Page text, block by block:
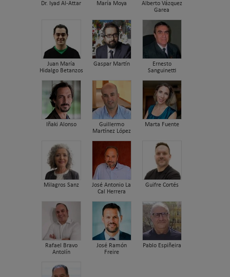
Dr. Iyad Al-Attar María Moya
Alberto Vázquez
Garea
Juan María
Hidalgo Betanzos
Gaspar Martín
Ernesto
Sanguinetti
Iñaki Alonso
Guillermo
Martínez López
Marta Fuente
Milagros Sanz
José Antonio La
Cal Herrera
Guifre Cortés
Rafael Bravo
Antolín
José Ramón
Freire
Pablo Espiñeira